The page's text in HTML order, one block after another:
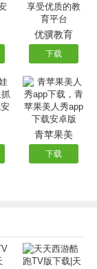
优骥教育
下载
青苹果美
下载